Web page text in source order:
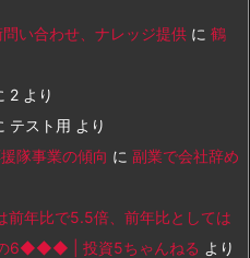
問い合わせ、ナレッジ提供 に 鶴
2 より
テスト用 より
隊事業の傾向 に 副業で会社辞め
前年比で5.5倍、前年比としては
6◆◆◆ | 投資5ちゃんねる より